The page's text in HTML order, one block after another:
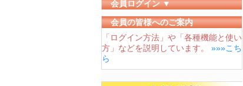
会員ログイン ▼
ユーザーID
パスワード
会員の皆様へのご案内
「ログイン方法」や「各種機能と使い
方」などを説明しています。 »»»こち
ら